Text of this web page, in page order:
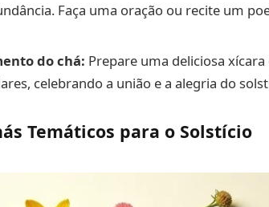
Faça uma oração ou recite um
do chá: Prepare uma deliciosa
celebrando a união e a alegria do
Temáticos para o Solstício